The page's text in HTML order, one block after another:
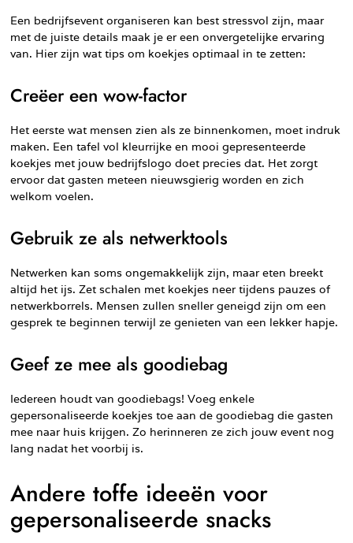
Een bedrijfsevent organiseren kan best stressvol zijn, maar
met de juiste details maak je er een onvergetelijke ervaring
van. Hier zijn wat tips om koekjes optimaal in te zetten:
Creëer een wow-factor
Het eerste wat mensen zien als ze binnenkomen, moet indruk
maken. Een tafel vol kleurrijke en mooi gepresenteerde
koekjes met jouw bedrijfslogo doet precies dat. Het zorgt
ervoor dat gasten meteen nieuwsgierig worden en zich
welkom voelen.
Gebruik ze als netwerktools
Netwerken kan soms ongemakkelijk zijn, maar eten breekt
altijd het ijs. Zet schalen met koekjes neer tijdens pauzes of
netwerkborrels. Mensen zullen sneller geneigd zijn om een
gesprek te beginnen terwijl ze genieten van een lekker hapje.
Geef ze mee als goodiebag
Iedereen houdt van goodiebags! Voeg enkele
gepersonaliseerde koekjes toe aan de goodiebag die gasten
mee naar huis krijgen. Zo herinneren ze zich jouw event nog
lang nadat het voorbij is.
Andere toffe ideeën voor
gepersonaliseerde snacks